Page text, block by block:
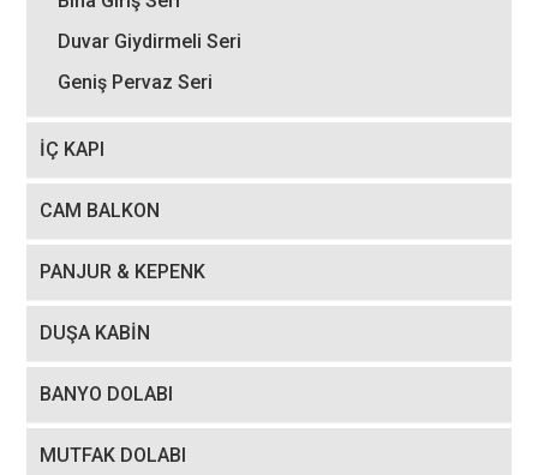
Duvar Giydirmeli Seri
Geniş Pervaz Seri
İÇ KAPI
CAM BALKON
PANJUR & KEPENK
DUŞA KABİN
BANYO DOLABI
MUTFAK DOLABI